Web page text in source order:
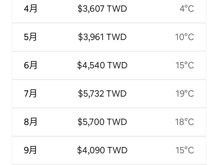
4月
5月
6月
7月
8月
9月
$3,607 TWD
$3,961 TWD
$4,540 TWD
$5,732 TWD
$5,700 TWD
$4,090 TWD
4°C
10°C
15°C
19°C
18°C
15°C